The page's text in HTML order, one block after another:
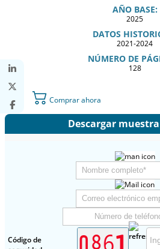
AÑO BASE:
2025
DATOS
2021-2024
NÚMERO DE
128
Comprar ahora
Descargar
Código de